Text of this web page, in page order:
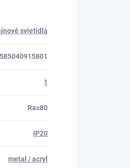
svietidlá
1
Ra≥80
IP20
metal / acryl